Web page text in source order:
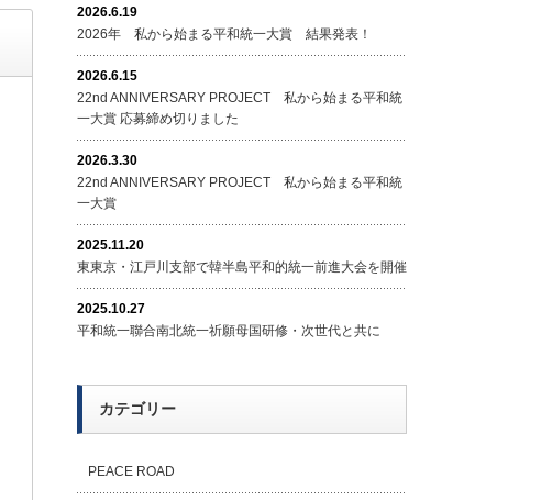
2026.6.19
2026年 私から始まる平和統一大賞 結果発表！
2026.6.15
22nd ANNIVERSARY PROJECT 私から始まる平和統
一大賞 応募締め切りました
2026.3.30
22nd ANNIVERSARY PROJECT 私から始まる平和統
一大賞
2025.11.20
東東京・江戸川支部で韓半島平和的統一前進大会を開催
2025.10.27
平和統一聯合南北統一祈願母国研修・次世代と共に
カテゴリー
PEACE ROAD